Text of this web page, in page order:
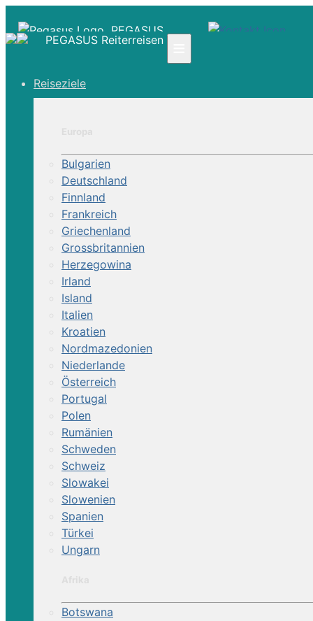
PEGASUS
☎ +41 61 303 31 00
Über Uns
PEGASUS Reiterreisen
Reiseziele
Bulgarien
Deutschland
Finnland
Frankreich
Griechenland
Grossbritannien
Herzegowina
Irland
Island
Italien
Kroatien
Nordmazedonien
Niederlande
Österreich
Portugal
Polen
Rumänien
Schweden
Schweiz
Slowakei
Slowenien
Spanien
Türkei
Ungarn
Botswana